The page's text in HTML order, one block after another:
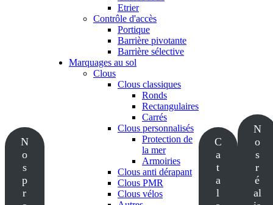
N
o
s
p
r
Etrier
Contrôle d'accès
Portique
Barrière pivotante
Barrière sélective
Marquages au sol
Clous
Clous classiques
Ronds
Rectangulaires
Carrés
Clous personnalisés
Protection de
la mer
Armoiries
Clous anti dérapant
Clous PMR
Clous vélos
C
a
t
a
l
N
o
s
r
é
al